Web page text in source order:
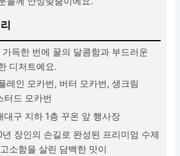
가득한 번에 꿀의 달콤함과 부드러운
디저트예요.
레인 모카번, 버터 모카번, 생크림
터드 모카번
대구 지하 1층 꾸온 앞 행사장
장인의 손길로 완성된 프리미엄 수제
소함을 살린 담백한 맛이